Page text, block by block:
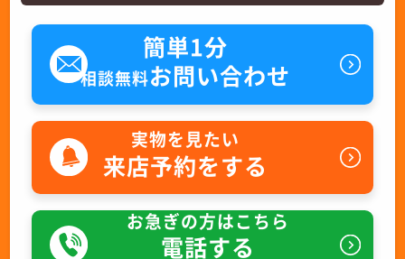
簡単1分
相談無料お問い合わせ
実物を見たい
来店予約をする
お急ぎの方はこちら
電話する